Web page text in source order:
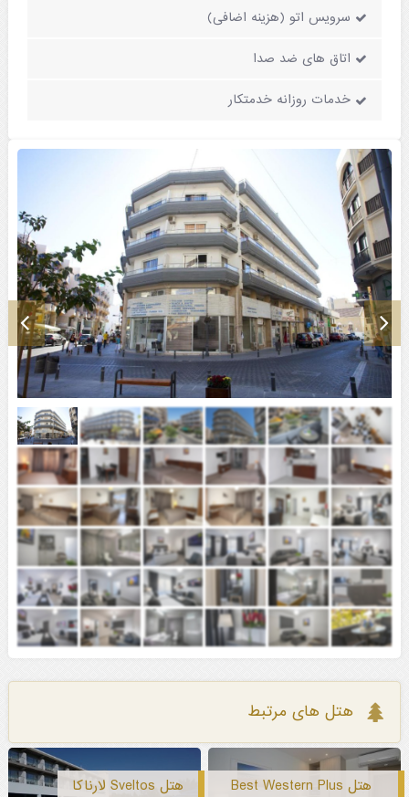
سرویس اتو (هزینه اضافی)
اتاق های ضد صدا
خدمات روزانه خدمتکار
هتل های مرتبط
هتل Best Western Plus
هتل Sveltos لارناکا